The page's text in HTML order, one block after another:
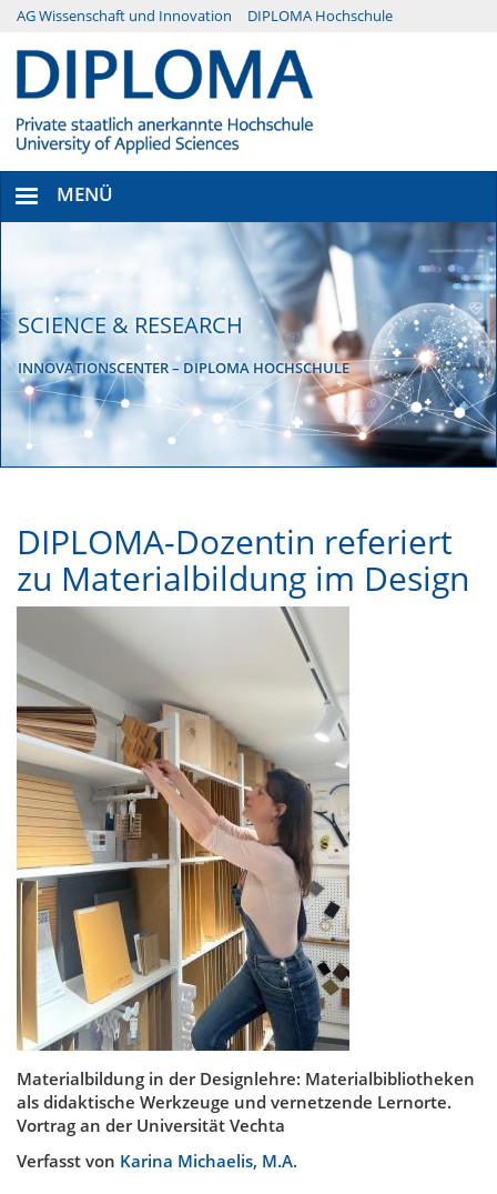
Direkt
Inhalt
Secondary
AG Wissenschaft und Innovation DIPLOMA Hochschule
MENÜ
SCIENCE & RESEARCH
INNOVATIONSCENTER – DIPLOMA HOCHSCHULE
DIPLOMA-Dozentin referiert
zu Materialbildung im Design
Materialbildung in der Designlehre: Materialbibliotheken
als didaktische Werkzeuge und vernetzende Lernorte.
Vortrag an der Universität Vechta
Verfasst von Karina Michaelis, M.A.